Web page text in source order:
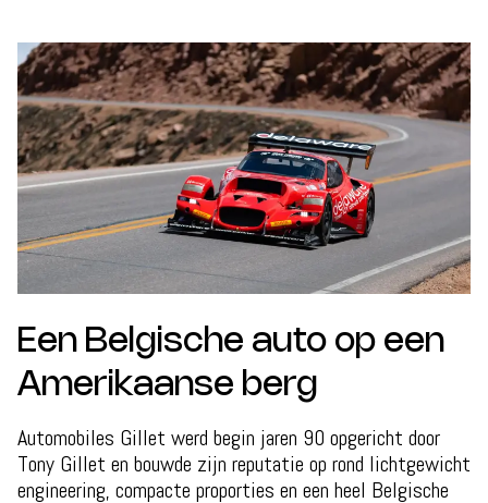
Een Belgische auto op een
Amerikaanse berg
Automobiles Gillet werd begin jaren 90 opgericht door
Tony Gillet en bouwde zijn reputatie op rond lichtgewicht
engineering, compacte proporties en een heel Belgische